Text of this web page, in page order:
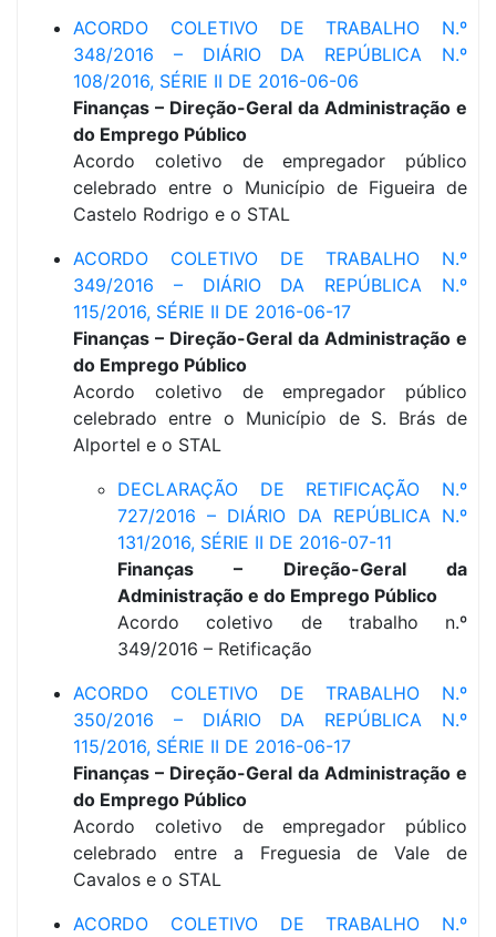
ACORDO COLETIVO DE TRABALHO N.º
348/2016 – DIÁRIO DA REPÚBLICA N.º
108/2016, SÉRIE II DE 2016-06-06
Finanças – Direção-Geral da Administração e
do Emprego Público
Acordo coletivo de empregador público
celebrado entre o Município de Figueira de
Castelo Rodrigo e o STAL
ACORDO COLETIVO DE TRABALHO N.º
349/2016 – DIÁRIO DA REPÚBLICA N.º
115/2016, SÉRIE II DE 2016-06-17
Finanças – Direção-Geral da Administração e
do Emprego Público
Acordo coletivo de empregador público
celebrado entre o Município de S. Brás de
Alportel e o STAL
DECLARAÇÃO DE RETIFICAÇÃO N.º
727/2016 – DIÁRIO DA REPÚBLICA N.º
131/2016, SÉRIE II DE 2016-07-11
Finanças – Direção-Geral da
Administração e do Emprego Público
Acordo coletivo de trabalho n.º
349/2016 – Retificação
ACORDO COLETIVO DE TRABALHO N.º
350/2016 – DIÁRIO DA REPÚBLICA N.º
115/2016, SÉRIE II DE 2016-06-17
Finanças – Direção-Geral da Administração e
do Emprego Público
Acordo coletivo de empregador público
celebrado entre a Freguesia de Vale de
Cavalos e o STAL
ACORDO COLETIVO DE TRABALHO N.º